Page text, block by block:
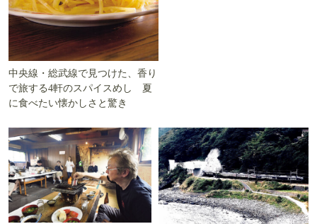
中央線・総武線で見つけた、香り
で旅する4軒のスパイスめし 夏
に食べたい懐かしさと驚き